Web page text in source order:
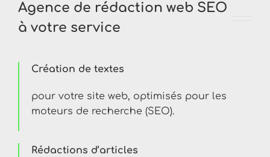
Agence de rédaction web SEO
à votre service
Création de textes
pour votre site web, optimisés pour les
moteurs de recherche (SEO).
Rédactions d’articles